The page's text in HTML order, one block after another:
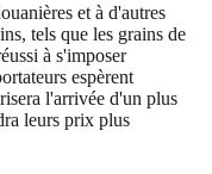
et à d'autres
tels que les grains de
à s'imposer
espèrent
l'arrivée d'un plus
leurs prix plus